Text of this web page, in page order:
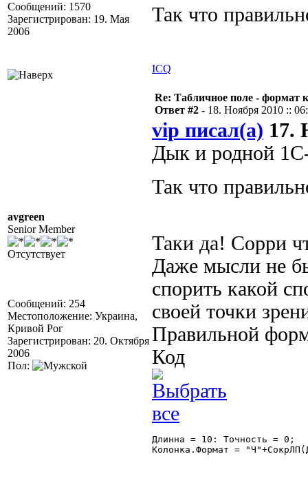
Сообщений: 1570
Зарегистрирован: 19. Мая
2006
Так что
ICQ
avgreen
Senior Member
Отсутствует
Сообщений: 254
Местоположение: Украина,
Кривой Рог
Зарегистрирован: 20. Октября
2006
Пол:
Re: Табличное поле - формат
Ответ #2 - 18. Ноября 2010 ::
vip писал(а) 17.
Дык и родной
Так что
Таки да! Сорри
Даже мысли не
спорить какой
своей точки
Правильной
Код
Длинна = 10: Точность = 0;
Колонка.Формат =